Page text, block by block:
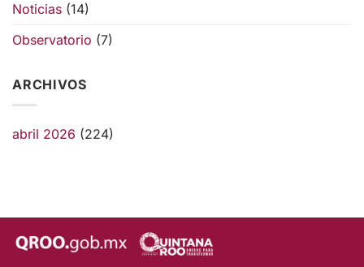
Noticias (14)
Observatorio (7)
ARCHIVOS
abril 2026 (224)